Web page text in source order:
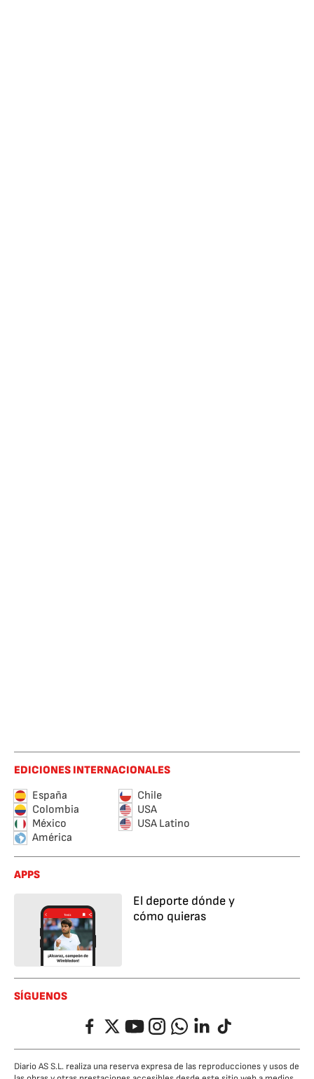
EDICIONES INTERNACIONALES
España
Chile
Colombia
USA
México
USA Latino
América
APPS
El deporte dónde y
cómo quieras
SÍGUENOS
FacebookTwitterYouTubeInstagramWhatsappLinkedIn
TikTok
Diario AS S.L. realiza una reserva expresa de las reproducciones y usos de